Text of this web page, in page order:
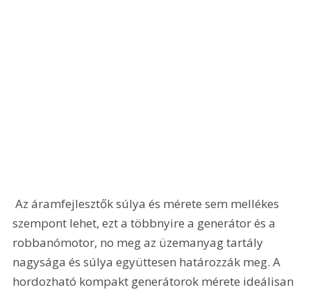
Az áramfejlesztők súlya és mérete sem mellékes
szempont lehet, ezt a többnyire a generátor és a
robbanómotor, no meg az üzemanyag tartály
nagysága és súlya együttesen határozzák meg. A
hordozható kompakt generátorok mérete ideálisan